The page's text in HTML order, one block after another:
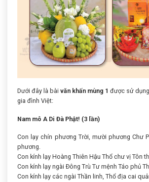
Dưới đây là bài văn khấn mùng 1 được sử
gia đình Việt:
Nam mô A Di Đà Phật! (3 lần)
Con lạy chín phương Trời, mười phương Chư
phương.
Con kính lạy Hoàng Thiên Hậu Thổ chư vị Tôn
Con kính lạy ngài Đông Trù Tư mệnh Táo phủ
Con kính lạy các ngài Thần linh, Thổ địa cai